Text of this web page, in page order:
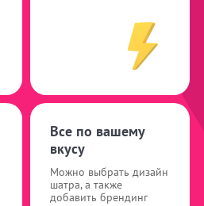
Все по вашему
вкусу
Можно выбрать дизайн
шатра, а также
добавить брендинг